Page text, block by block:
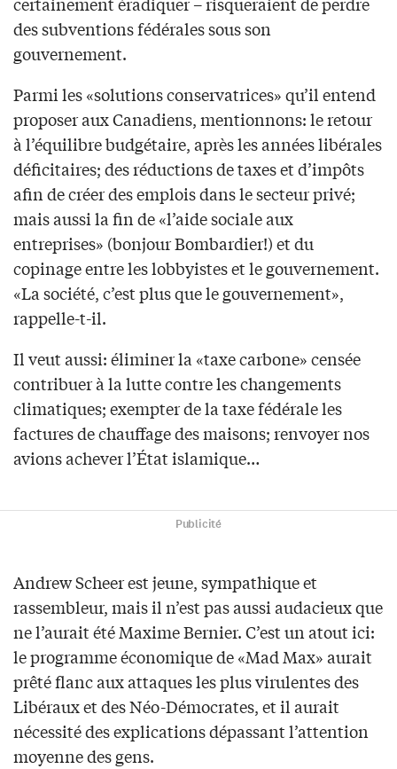
des subventions fédérales sous son
gouvernement.
Parmi les «solutions conservatrices» qu’il entend
proposer aux Canadiens, mentionnons: le retour
à l’équilibre budgétaire, après les années libérales
déficitaires; des réductions de taxes et d’impôts
afin de créer des emplois dans le secteur privé;
mais aussi la fin de «l’aide sociale aux
entreprises» (bonjour Bombardier!) et du
copinage entre les lobbyistes et le gouvernement.
«La société, c’est plus que le gouvernement»,
rappelle-t-il.
Il veut aussi: éliminer la «taxe carbone» censée
contribuer à la lutte contre les changements
climatiques; exempter de la taxe fédérale les
factures de chauffage des maisons; renvoyer nos
avions achever l’État islamique…
Publicité
Andrew Scheer est jeune, sympathique et
rassembleur, mais il n’est pas aussi audacieux que
ne l’aurait été Maxime Bernier. C’est un atout ici:
le programme économique de «Mad Max» aurait
prêté flanc aux attaques les plus virulentes des
Libéraux et des Néo-Démocrates, et il aurait
nécessité des explications dépassant l’attention
moyenne des gens.